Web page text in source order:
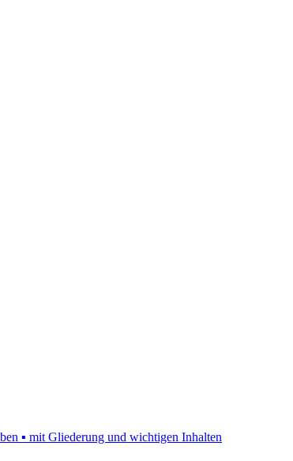
▪ mit Gliederung und wichtigen Inhalten